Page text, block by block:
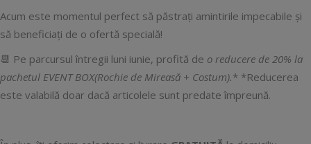
Acum este momentul perfect să păstrați amintirile impecabile și
să beneficiați de o ofertă specială!
📆 Pe parcursul întregii luni iunie, profită de o reducere de 20% la
pachetul EVENT BOX(Rochie de Mireasă + Costum).* *Reducerea
este valabilă doar dacă articolele sunt predate împreună.